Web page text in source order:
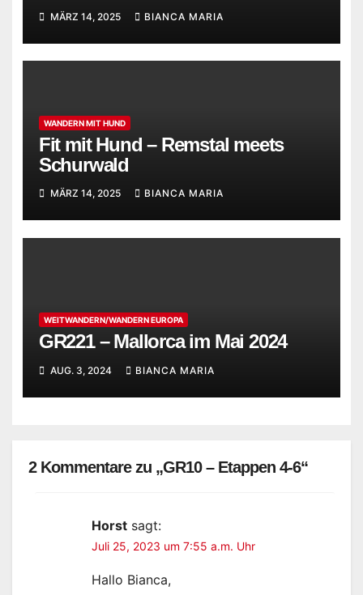
MÄRZ 14, 2025 BIANCA MARIA
WANDERN MIT HUND
Fit mit Hund – Remstal meets
Schurwald
MÄRZ 14, 2025 BIANCA MARIA
WEITWANDERN/WANDERN EUROPA
GR221 – Mallorca im Mai 2024
AUG. 3, 2024 BIANCA MARIA
2 Kommentare zu „GR10 – Etappen 4-6“
Horst sagt:
Juli 25, 2023 um 7:55 a.m. Uhr
Hallo Bianca,